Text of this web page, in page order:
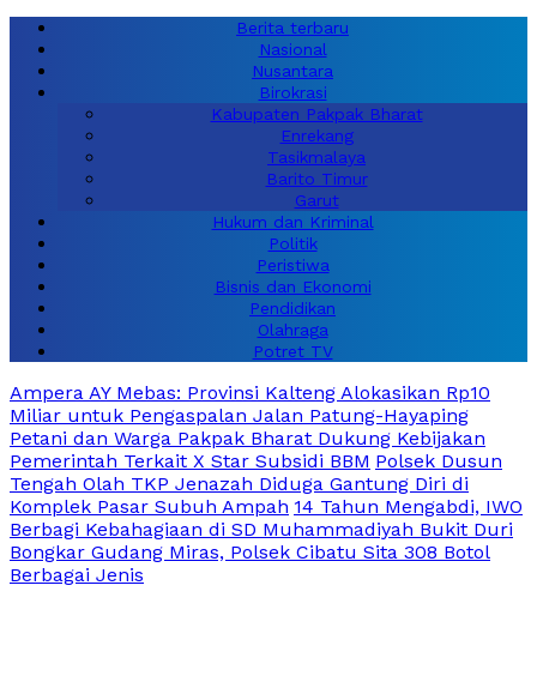
Berita terbaru
Nasional
Nusantara
Birokrasi
Kabupaten Pakpak Bharat
Enrekang
Tasikmalaya
Barito Timur
Garut
Hukum dan Kriminal
Politik
Peristiwa
Bisnis dan Ekonomi
Pendidikan
Olahraga
Potret TV
Ampera AY Mebas: Provinsi Kalteng Alokasikan Rp10
Miliar untuk Pengaspalan Jalan Patung-Hayaping
Petani dan Warga Pakpak Bharat Dukung Kebijakan
Pemerintah Terkait X Star Subsidi BBM Polsek Dusun
Tengah Olah TKP Jenazah Diduga Gantung Diri di
Komplek Pasar Subuh Ampah 14 Tahun Mengabdi, IWO
Berbagi Kebahagiaan di SD Muhammadiyah Bukit Duri
Bongkar Gudang Miras, Polsek Cibatu Sita 308 Botol
Berbagai Jenis